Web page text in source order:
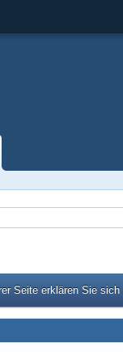
Seite erklären Sie